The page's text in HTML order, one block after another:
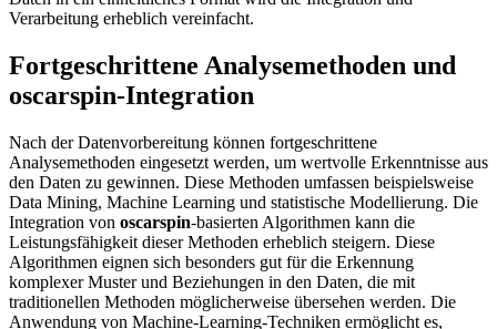
Verarbeitung erheblich vereinfacht.
Fortgeschrittene Analysemethoden und
oscarspin-Integration
Nach der Datenvorbereitung können fortgeschrittene
Analysemethoden eingesetzt werden, um wertvolle Erkenntnisse aus
den Daten zu gewinnen. Diese Methoden umfassen beispielsweise
Data Mining, Machine Learning und statistische Modellierung. Die
Integration von oscarspin-basierten Algorithmen kann die
Leistungsfähigkeit dieser Methoden erheblich steigern. Diese
Algorithmen eignen sich besonders gut für die Erkennung
komplexer Muster und Beziehungen in den Daten, die mit
traditionellen Methoden möglicherweise übersehen werden. Die
Anwendung von Machine-Learning-Techniken ermöglicht es,